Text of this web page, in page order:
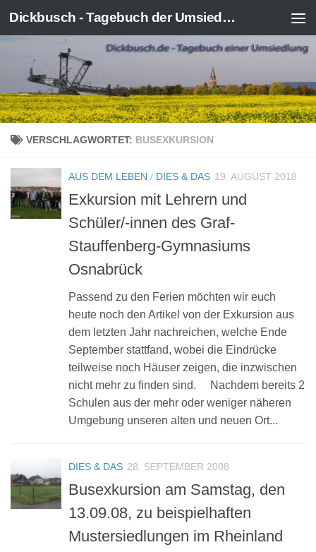
Zum Inhalt springen Dickbusch - Tagebuch der Umsiedlung von Kerpen-Manheim
VERSCHLAGWORTET: BUSEXKURSION
AUS DEM LEBEN / DIES & DAS 19. AUGUST 2018
Exkursion mit Lehrern und
Schüler/-innen des Graf-
Stauffenberg-Gymnasiums
Osnabrück
Passend zu den Ferien möchten wir euch
heute noch den Artikel von der Exkursion aus
dem letzten Jahr nachreichen, welche Ende
September stattfand, wobei die Eindrücke
teilweise noch Häuser zeigen, die inzwischen
nicht mehr zu finden sind. Nachdem bereits 2
Schulen aus der mehr oder weniger näheren
Umgebung unseren alten und neuen Ort...
DIES & DAS 28. SEPTEMBER 2008
Busexkursion am Samstag, den
13.09.08, zu beispielhaften
Mustersiedlungen im Rheinland